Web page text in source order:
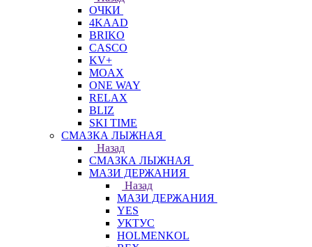
ОЧКИ
4KAAD
BRIKO
CASCO
KV+
MOAX
ONE WAY
RELAX
BLIZ
SKI TIME
СМАЗКА ЛЫЖНАЯ
Назад
СМАЗКА ЛЫЖНАЯ
МАЗИ ДЕРЖАНИЯ
Назад
МАЗИ ДЕРЖАНИЯ
YES
УКТУС
HOLMENKOL